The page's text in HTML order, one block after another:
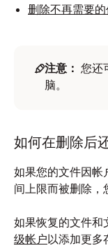
删除不再需要的
注意： 您还
脑。
如何在删除后
如果您的文件因
间上限而被删除，
如果恢复的文件和
级帐户以添加更多